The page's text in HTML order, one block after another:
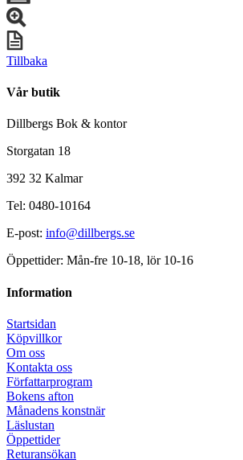
Tillbaka
Vår butik
Dillbergs Bok & kontor
Storgatan 18
392 32 Kalmar
Tel: 0480-10164
E-post: info@dillbergs.se
Öppettider: Mån-fre 10-18, lör 10-16
Information
Startsidan
Köpvillkor
Om oss
Kontakta oss
Författarprogram
Bokens afton
Månadens konstnär
Läslustan
Öppettider
Returansökan